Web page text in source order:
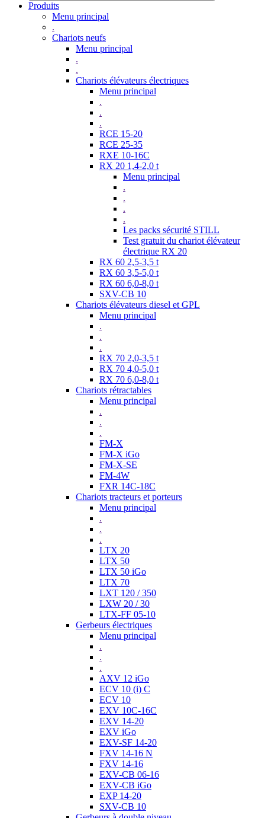
Produits
Menu principal
.
Chariots neufs
Menu principal
.
.
Chariots élévateurs électriques
Menu principal
.
.
.
RCE 15-20
RCE 25-35
RXE 10-16C
RX 20 1,4-2,0 t
Menu principal
.
.
.
.
Les packs sécurité STILL
Test gratuit du chariot élévateur
électrique RX 20
RX 60 2,5-3,5 t
RX 60 3,5-5,0 t
RX 60 6,0-8,0 t
SXV-CB 10
Chariots élévateurs diesel et GPL
Menu principal
.
.
.
RX 70 2,0-3,5 t
RX 70 4,0-5,0 t
RX 70 6,0-8,0 t
Chariots rétractables
Menu principal
.
.
.
FM-X
FM-X iGo
FM-X-SE
FM-4W
FXR 14C-18C
Chariots tracteurs et porteurs
Menu principal
.
.
.
LTX 20
LTX 50
LTX 50 iGo
LTX 70
LXT 120 / 350
LXW 20 / 30
LTX-FF 05-10
Gerbeurs électriques
Menu principal
.
.
.
AXV 12 iGo
ECV 10 (i) C
ECV 10
EXV 10C-16C
EXV 14-20
EXV iGo
EXV-SF 14-20
FXV 14-16 N
FXV 14-16
EXV-CB 06-16
EXV-CB iGo
EXP 14-20
SXV-CB 10